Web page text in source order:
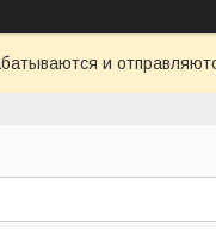
и